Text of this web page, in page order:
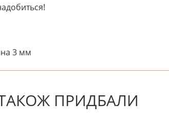
3 мм
хто напише відгук.
ПРИДБАЛИ